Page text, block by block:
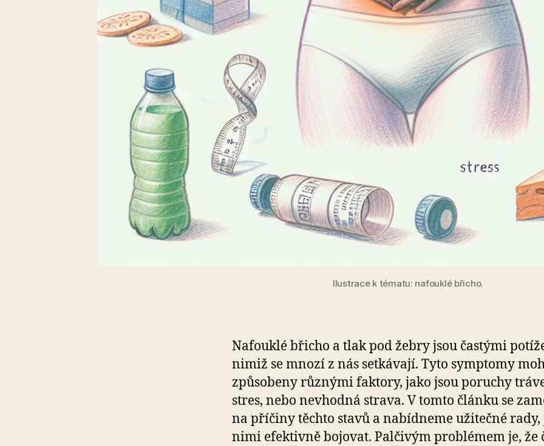
Ilustrace k tématu: nafouklé břicho.
Nafouklé břicho a tlak pod žebry jsou častými
nimiž se mnozí z nás setkávají. Tyto symptomy
způsobeny různými faktory, jako jsou poruchy
stres, nebo nevhodná strava. V tomto článku se
na příčiny těchto stavů a nabídneme užitečné rady,
nimi efektivně bojovat. Palčivým problémem je, že